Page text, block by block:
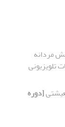
مردانه
تلویزیونی
[دوره